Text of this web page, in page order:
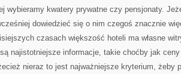
wybieramy kwatery prywatne czy pensjonaty.
dowiedzieć się o nim czegoś znacznie
czasach większość hoteli ma własne
najistotniejsze informacje, takie choćby jak
nieraz to jest najważniejsze kryterium, żeby